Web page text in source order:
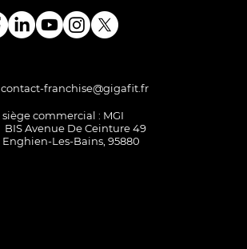
contact-franchise@gigafit.fr
Enghien-Les-Bains, 95880